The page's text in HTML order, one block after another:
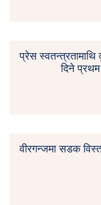
प्रेस स्वतन्त्रतामाथि
दिने प्रथम
वीरगन्जमा सडक